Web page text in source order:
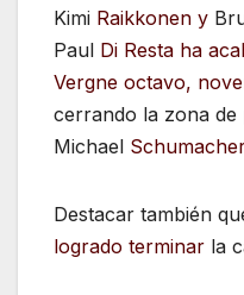
Kimi Raikkonen y
Paul Di Resta ha
Vergne octavo,
cerrando la zona de
Michael Schumacher
Destacar también
logrado terminar la